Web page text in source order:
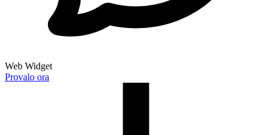
Web Widget
Provalo ora